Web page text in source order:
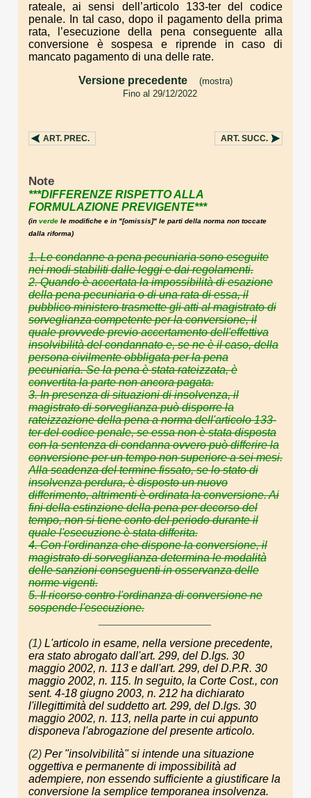
rateale, ai sensi dell’articolo 133-ter del codice
penale. In tal caso, dopo il pagamento della prima
rata, l’esecuzione della pena conseguente alla
conversione è sospesa e riprende in caso di
mancato pagamento di una delle rate.
Versione precedente
(mostra)
Fino al 29/12/2022
ART. PREC. ART. SUCC.
Note
***DIFFERENZE RISPETTO ALLA
FORMULAZIONE PREVIGENTE***
(in verde le modifiche e in "[omissis]" le parti della norma non toccate
dalla riforma)
1.Lecondannea pena pecuniariasono eseguite
nei modi stabiliti dalle leggi e dai regolamenti.
2.Quando è accertata la impossibilità di esazione
della pena pecuniaria o di una rata di essa, il
pubblico ministero trasmette gli atti al magistrato di
sorveglianza competente per la conversione, il
quale provvede previo accertamento dell'effettiva
insolvibilità del condannato e, se ne è il caso, della
persona civilmente obbligata per la pena
pecuniaria. Se la pena è stata rateizzata, è
convertita la parte non ancora pagata.
3.In presenza di situazioni di insolvenza, il
magistrato di sorveglianza può disporre la
rateizzazione della pena a norma dell'articolo 133-
ter del codice penale, se essa non è stata disposta
con la sentenzadi condanna ovvero può differire la
conversione per un tempo non superiore a sei mesi.
Alla scadenza del termine fissato, se lo stato di
insolvenza perdura, è disposto un nuovo
differimento, altrimenti è ordinata la conversione. Ai
fini della estinzione della pena per decorso del
tempo, non si tiene conto del periodo durante il
quale l'esecuzione è stata differita.
4. Con l'ordinanza che dispone la conversione, il
magistrato di sorveglianza determina le modalità
delle sanzioni conseguenti in osservanza delle
norme vigenti.
5. Il ricorso contro l'ordinanza di conversione ne
sospende l'esecuzione.
(1) L'articolo in esame, nella versione precedente,
era stato abrogato dall'art. 299, del D.lgs. 30
maggio 2002, n. 113 e dall'art. 299, del D.P.R. 30
maggio 2002, n. 115. In seguito, la Corte Cost., con
sent. 4-18 giugno 2003, n. 212 ha dichiarato
l'illegittimità del suddetto art. 299, del D.lgs. 30
maggio 2002, n. 113, nella parte in cui appunto
disponeva l'abrogazione del presente articolo.
(2) Per "insolvibilità" si intende una situazione
oggettiva e permanente di impossibilità ad
adempiere, non essendo sufficiente a giustificare la
conversione la semplice temporanea insolvenza.